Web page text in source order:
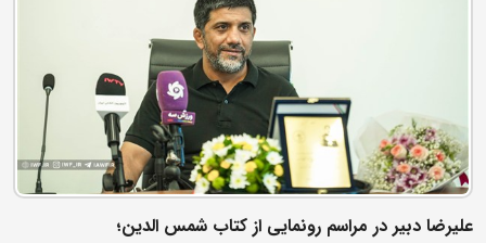
علیرضا دبیر در مراسم رونمایی از کتاب شمس الدین؛